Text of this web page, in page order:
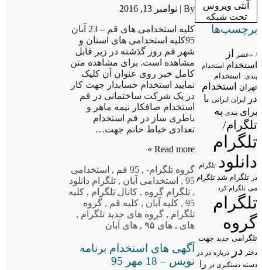
آنتی ویروس
تحت شبکه
By | نوامبر 13, 2016
کلیه استخدامی های قم – 23 آبان
95کلیه استخدامی های استان و
شهر قم روز گذشته در زیر قابل
مشاهده است. برای مشاهده متن
کامل خبر روی عنوان آن کلیک
نمایید استخدام حسابدار جهت کار
در یک شرکت ساختمانی در قم
استخدام صافکار نیمه ماهر و
باطری ساز در قم استخدام
تعدادی خیاط خانم جهت…
Read more »
گروه تلگرام-
, 95 قم , استخدامی
95
, استخدامی آبان , تلگرام دانلود
, تلگرام گروه , کانال تلگرام , کلیه
95
, کلیه آبان , کلیه قم , گروه
تلگرام , گروه های جدید تلگرام ,
های , های ۹۵ , های آبان
آگهی های استخدام برنامه
نویس – 18 مهر 95
برچسب‌ها
/ «عصر از
استخدام استخدام
بندی: استخدام
تهران
استخدام
در
ایران ایرانی با
برای بندی به
تلگرام/
تلگرام
دانلود تلگرام
در تلگرام شد تلگرام
می تلگرام کرد
تلگرام
گروه
تلگرامی جدید جهت
دختر در درباره در در
دسته دستگیری در را